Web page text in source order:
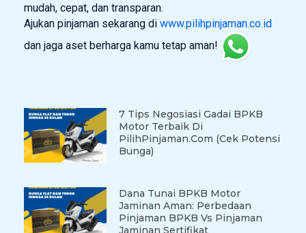
mudah, cepat, dan transparan.
Ajukan pinjaman sekarang di www.pilihpinjaman.co.id
dan jaga aset berharga kamu tetap aman!
7 Tips Negosiasi Gadai BPKB
Motor Terbaik Di
PilihPinjaman.com (Cek Potensi
Bunga)
Dana Tunai BPKB Motor
Jaminan Aman: Perbedaan
Pinjaman BPKB Vs Pinjaman
Jaminan Sertifikat